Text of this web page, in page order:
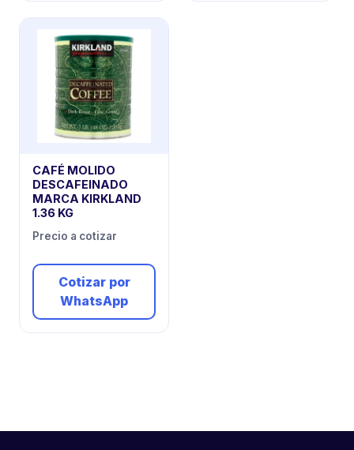
CAFÉ MOLIDO
DESCAFEINADO
MARCA KIRKLAND
1.36 KG
Precio a cotizar
Cotizar por
WhatsApp